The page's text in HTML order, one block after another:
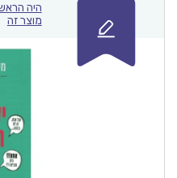
היה
מוצר זה